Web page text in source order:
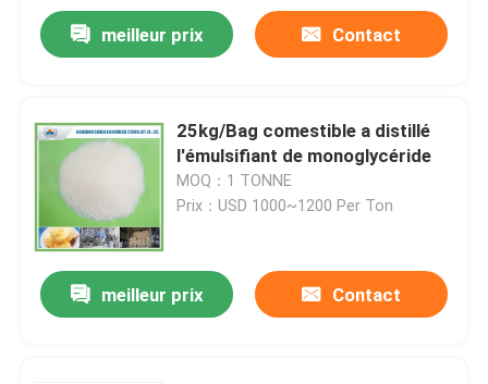
Émulsifiant de catégorie comestible
Monoglycéride distillé
Mono et diglycérides
Monostéarate de glycérol
meilleur prix Contact
25kg/Bag comestible a distillé
l'émulsifiant de monoglycéride
MOQ：1 TONNE
Prix：USD 1000~1200 Per Ton
meilleur prix Contact